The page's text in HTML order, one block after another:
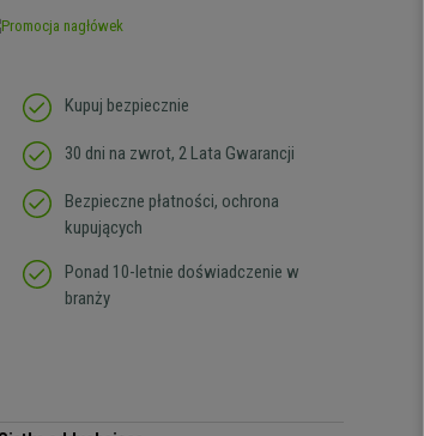
Kupuj bezpiecznie
30 dni na zwrot, 2 Lata Gwarancji
Bezpieczne płatności, ochrona
kupujących
Ponad 10-letnie doświadczenie w
branży